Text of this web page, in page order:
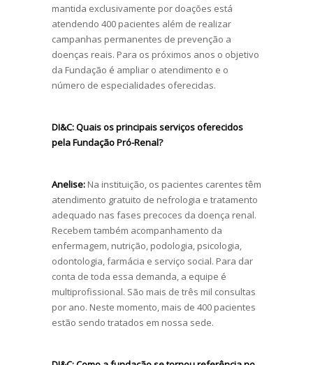
mantida exclusivamente por doações está
atendendo 400 pacientes além de realizar
campanhas permanentes de prevenção a
doenças reais. Para os próximos anos o objetivo
da Fundação é ampliar o atendimento e o
número de especialidades oferecidas.
DI&C:Quais os principais serviços oferecidos
pela Fundação Pró-Renal?
Anelise: Na instituição, os pacientes carentes têm
atendimento gratuito de nefrologia e tratamento
adequado nas fases precoces da doença renal.
Recebem também acompanhamento da
enfermagem, nutrição, podologia, psicologia,
odontologia, farmácia e serviço social. Para dar
conta de toda essa demanda, a equipe é
multiprofissional. São mais de três mil consultas
por ano. Neste momento, mais de 400 pacientes
estão sendo tratados em nossa sede.